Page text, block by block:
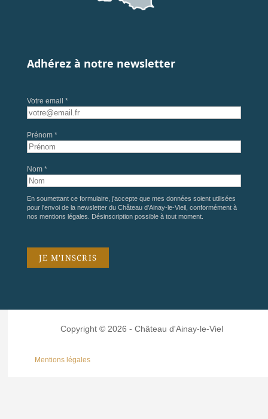
Adhérez à notre newsletter
Votre email *
Prénom *
Nom *
En soumettant ce formulaire, j'accepte que mes données soient utilisées
pour l'envoi de la newsletter du Château d'Ainay-le-Vieil, conformément à
nos mentions légales . Désinscription possible à tout moment.
Copyright © 2026 - Château d'Ainay-le-Viel
Mentions légales